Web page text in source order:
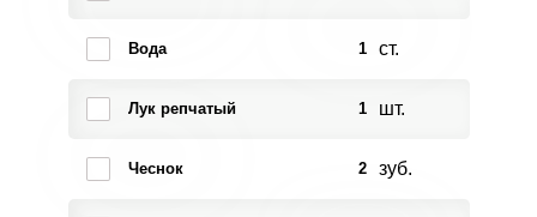
Вода 1 ст.
Лук репчатый 1 шт.
Чеснок 2 зуб.